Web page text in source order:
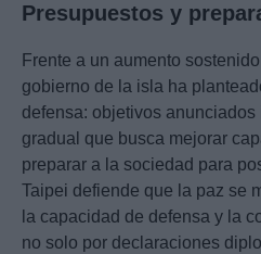
Presupuestos y
Frente a un aumento
gobierno de la isla ha
defensa: objetivos
gradual que busca mejorar
preparar a la sociedad para
Taipei defiende que la paz se
la capacidad de defensa y la
no solo por declaraciones